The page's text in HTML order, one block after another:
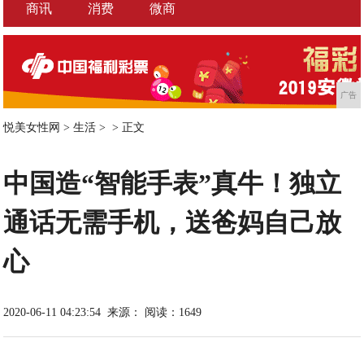
商讯 消费 微商
广告
悦美女性网 >生活 > > 正文
中国造“智能手表”真牛！独立
通话无需手机，送爸妈自己放
心
2020-06-11 04:23:54 来源： 阅读：1649